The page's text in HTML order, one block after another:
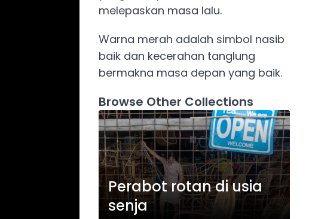
melepaskan masa lalu.
Warna merah adalah simbol nasib
baik dan kecerahan tanglung
bermakna masa depan yang baik.
Browse Other Collections
Perabot rotan di usia
senja